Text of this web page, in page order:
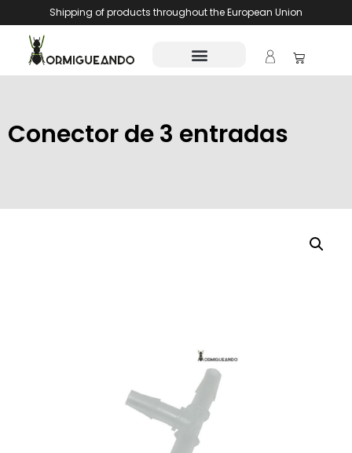
Shipping of products throughout the European Union
Conector de 3 entradas